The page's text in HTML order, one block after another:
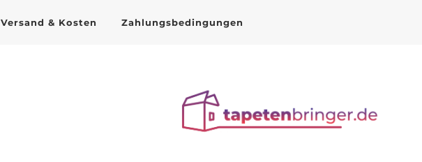
Versand & Kosten Zahlungsbedingungen